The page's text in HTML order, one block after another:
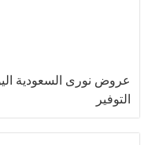
التوفير